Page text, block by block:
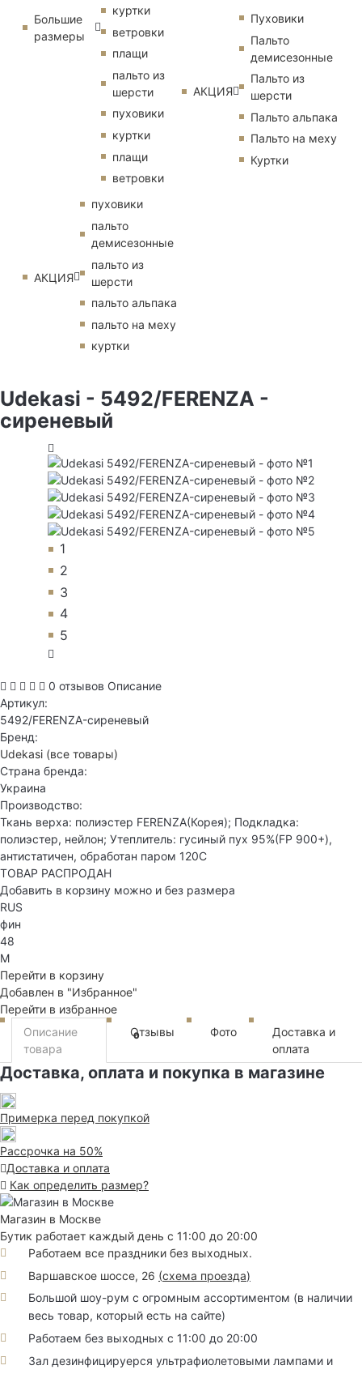
Большие
размеры
куртки
ветровки
плащи
пальто из
шерсти
пуховики
куртки
плащи
ветровки
АКЦИЯ
пуховики
пальто
демисезонные
пальто из
шерсти
пальто альпака
пальто на меху
куртки
АКЦИЯ
Пуховики
Пальто
демисезонные
Пальто из
шерсти
Пальто альпака
Пальто на меху
Куртки
Udekasi - 5492/FERENZA -
сиреневый
1
2
3
4
5
0 отзывов Описание
Артикул:
5492/FERENZA-сиреневый
Бренд:
Udekasi (все товары)
Страна бренда:
Украина
Производство:
Ткань верха: полиэстер FERENZA(Корея); Подкладка:
полиэстер, нейлон; Утеплитель: гусиный пух 95%(FP 900+),
антистатичен, обработан паром 120С
ТОВАР РАСПРОДАН
Добавить в корзину можно и без размера
RUS
фин
48
M
Перейти в корзину
Добавлен в "Избранное"
Перейти в избранное
Описание
товара
Отзывы
0 Фото
Доставка и
оплата
Доставка, оплата и покупка в магазине
Примерка перед покупкой
Рассрочка на 50%
Доставка и оплата
Как определить размер?
Магазин в Москве
Бутик работает каждый день с 11:00 до 20:00
Работаем все праздники без выходных.
Варшавское шоссе, 26 (схема проезда)
Большой шоу-рум с огромным ассортиментом (в наличии
весь товар, который есть на сайте)
Работаем без выходных с 11:00 до 20:00
Зал дезинфицируерся ультрафиолетовыми лампами и